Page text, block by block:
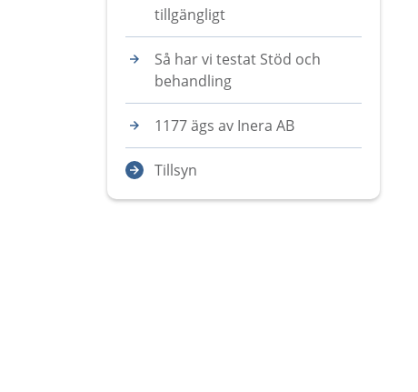
tillgängligt
Så har vi testat Stöd och
behandling
1177 ägs av Inera AB
Tillsyn